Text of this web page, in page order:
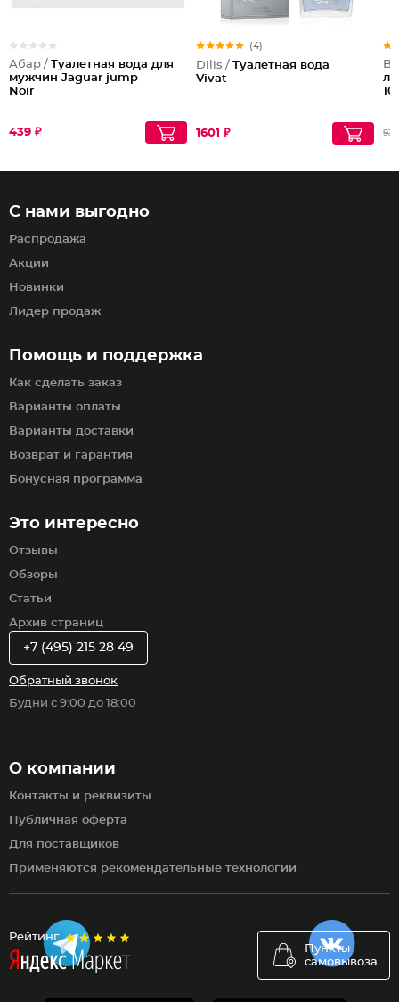
Абар / Туалетная вода для
мужчин Jaguar jump
Noir
439 ₽
(4)
Dilis / Туалетная вода
Vivat
1601 ₽ 937
Рейтинг
Пункты
самовывоза
Помощь и поддержка
Как сделать заказ
Варианты оплаты
Варианты доставки
Возврат и гарантия
Бонусная программа
С нами выгодно
Распродажа
Акции
Новинки
Лидер продаж
Это интересно
Отзывы
Обзоры
Статьи
Архив страниц
О компании
Контакты и реквизиты
Публичная оферта
Для поставщиков
Применяются рекомендательные технологии
+7 (495) 215 28 49
Обратный звонок
Будни с 9:00 до 18:00